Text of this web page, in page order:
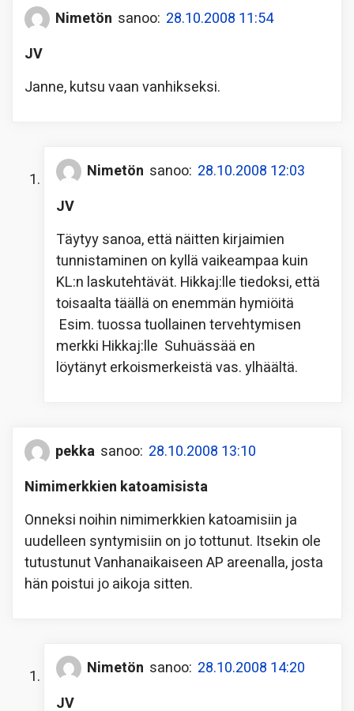
Nimetön sanoo: 28.10.2008 11:54
JV
Janne, kutsu vaan vanhikseksi.
Nimetön sanoo: 28.10.2008 12:03
JV
Täytyy sanoa, että näitten kirjaimien
tunnistaminen on kyllä vaikeampaa kuin
KL:n laskutehtävät. Hikkaj:lle tiedoksi, että
toisaalta täällä on enemmän hymiöitä
Esim. tuossa tuollainen tervehtymisen
merkki Hikkaj:lle Suhuässää en
löytänyt erkoismerkeistä vas. ylhäältä.
pekka sanoo: 28.10.2008 13:10
Nimimerkkien katoamisista
Onneksi noihin nimimerkkien katoamisiin ja
uudelleen syntymisiin on jo tottunut. Itsekin ole
tutustunut Vanhanaikaiseen AP areenalla, josta
hän poistui jo aikoja sitten.
Nimetön sanoo: 28.10.2008 14:20
JV